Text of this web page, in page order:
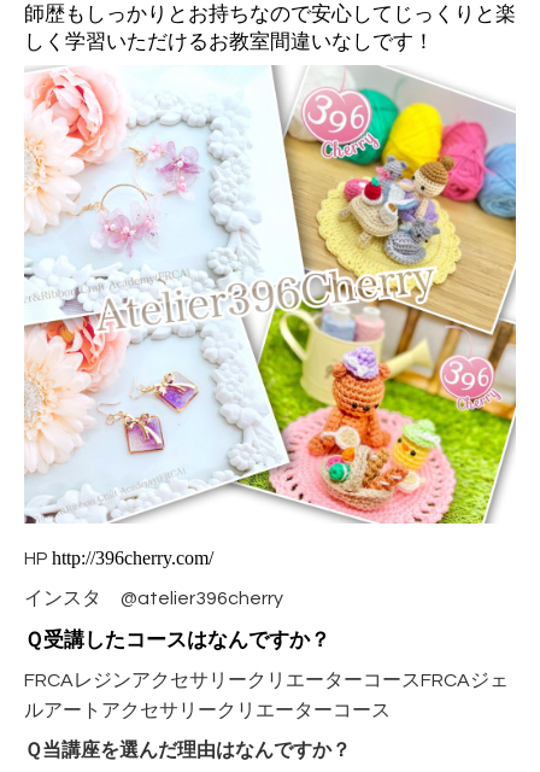
師歴もしっかりとお持ちなので安心してじっくりと楽
しく学習いただけるお教室間違いなしです！
HP http://396cherry.com/
インスタ @atelier396cherry
Ｑ受講したコースはなんですか？
FRCAレジンアクセサリークリエーターコースFRCAジェ
ルアートアクセサリークリエーターコース
Ｑ当講座を選んだ理由はなんですか？